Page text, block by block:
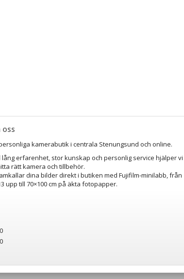
oss
kamerabutik i centrala Stenungsund och online.
lång erfarenhet, stor kunskap och personlig service hjälper vi
rätt kamera och tillbehör.
dina bilder direkt i butiken med Fujifilm-minilabb, från
upp till 70×100 cm på äkta fotopapper.